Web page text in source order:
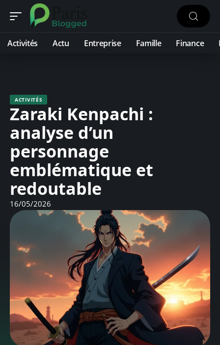
Activités Actu Entreprise Famille Finance
ACTIVITÉS
Zaraki Kenpachi :
analyse d’un
personnage
emblématique et
redoutable
16/05/2026